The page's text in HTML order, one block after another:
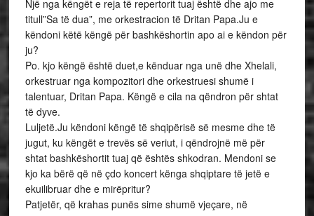
Një nga këngët e reja të repertorit tuaj është dhe ajo me
titull”Sa të dua”, me orkestracion të Dritan Papa.Ju e
këndoni këtë këngë për bashkëshortin apo ai e këndon për
ju?
Po. kjo këngë është duet,e kënduar nga unë dhe Xhelali,
orkestruar nga kompozitori dhe orkestruesi shumë i
talentuar, Dritan Papa. Këngë e cila na qëndron për shtat
të dyve.
Luljetë.Ju këndoni këngë të shqipërisë së mesme dhe të
jugut, ku këngët e trevës së veriut, i qëndrojnë më për
shtat bashkëshortit tuaj që ështës shkodran. Mendoni se
kjo ka bërë që në çdo koncert kënga shqiptare të jetë e
ekuilibruar dhe e mirëpritur?
Patjetër, që krahas punës sime shumë vjeçare, në